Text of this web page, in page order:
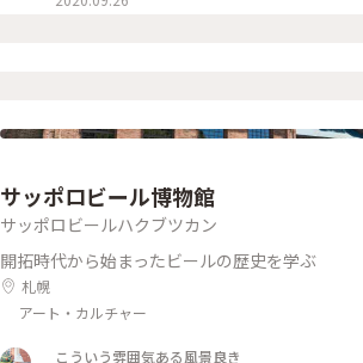
サッポロビール博物館
サッポロビールハクブツカン
開拓時代から始まったビールの歴史を学ぶ
札幌
アート・カルチャー
こういう雰囲気ある風景良き